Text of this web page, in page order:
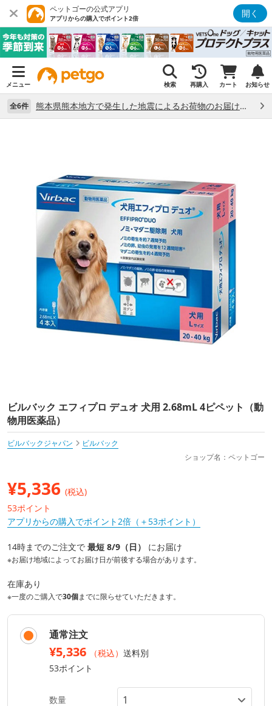
ペットゴーの公式アプリ
アプリからの購入でポイント2倍 開く
メニュー 検索 再購入 カート お知らせ
全6件 熊本県熊本地方で発生した地震によるお荷物のお届け状況について （7/28）
ビルバック エフィプロ デュオ 犬用 2.68mL 4ピペット（動
物用医薬品）
ビルバックジャパン
ビルバック
ショップ名：ペットゴー
¥5,336 (税込)
53ポイント
アプリからの購入でポイント2倍（＋53ポイント）
14時までのご注文で 最短 8/9（日） にお届け
※お届け地域によってお届け日が前後する場合があります。
在庫あり
※一度のご購入で30個までに限らせていただきます。
通常注文
¥5,336 （税込） 送料別
53ポイント
数量